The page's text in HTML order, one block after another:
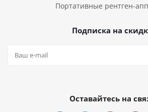
Портативные рентген-
Подписка на
Оставайтесь на